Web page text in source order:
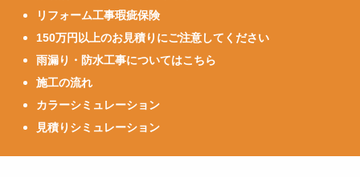
リフォーム工事瑕疵保険
150万円以上のお見積りにご注意してください
雨漏り・防水工事についてはこちら
施工の流れ
カラーシミュレーション
見積りシミュレーション